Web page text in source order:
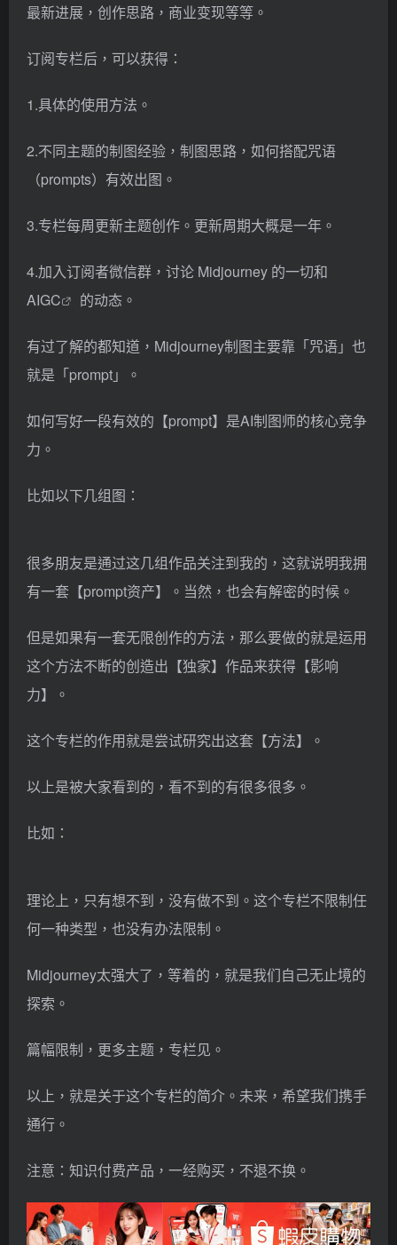
最新进展，创作思路，商业变现等等。
订阅专栏后，可以获得：
1.具体的使用方法。
2.不同主题的制图经验，制图思路，如何搭配咒语
（prompts）有效出图。
3.专栏每周更新主题创作。更新周期大概是一年。
4.加入订阅者微信群，讨论 Midjourney 的一切和
AIGC
的动态。
有过了解的都知道，Midjourney制图主要靠「咒语」也
就是「prompt」。
如何写好一段有效的【prompt】是AI制图师的核心竞争
力。
比如以下几组图：
很多朋友是通过这几组作品关注到我的，这就说明我拥
有一套【prompt资产】。当然，也会有解密的时候。
但是如果有一套无限创作的方法，那么要做的就是运用
这个方法不断的创造出【独家】作品来获得【影响
力】。
这个专栏的作用就是尝试研究出这套【方法】。
以上是被大家看到的，看不到的有很多很多。
比如：
理论上，只有想不到，没有做不到。这个专栏不限制任
何一种类型，也没有办法限制。
Midjourney太强大了，等着的，就是我们自己无止境的
探索。
篇幅限制，更多主题，专栏见。
以上，就是关于这个专栏的简介。未来，希望我们携手
通行。
注意：知识付费产品，一经购买，不退不换。